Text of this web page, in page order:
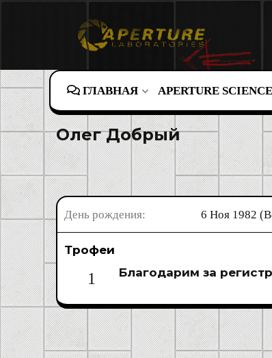
ГЛАВНАЯ APERTURE SCIENCE
Олег Добрый
День рождения 6 Ноя 1982
Трофеи
1 Благодарим за